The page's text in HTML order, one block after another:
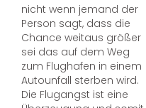
nicht wenn jemand der
Person sagt, dass die
Chance weitaus größer
sei das auf dem Weg
zum Flughafen in einem
Autounfall sterben wird.
Die Flugangst ist eine